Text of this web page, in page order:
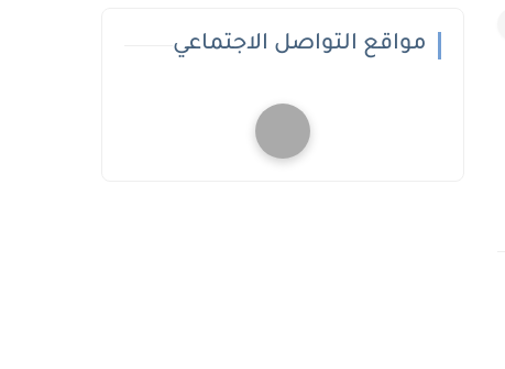
مواقع التواصل الاجتماعي